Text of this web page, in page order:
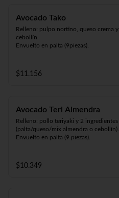
Avocado Tako
Relleno: pulpo nortino, queso crema y
cebollín.
Envuelto en palta (9piezas).
$11.156
Avocado Teri Almendra
Relleno: pollo teriyaki y 2 ingredientes
(palta/queso/mix almendra o cebollín).
Envuelto en palta (9 piezas).
$10.349